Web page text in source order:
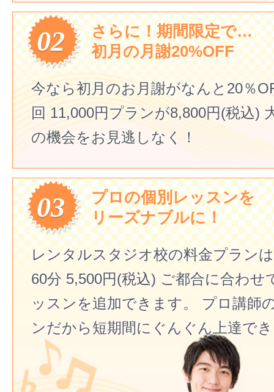
02
さらに！期間限定で…
初月の月謝20%OFF
今なら初月のお月謝がなんと20％
回 11,000円プランが8,800円(税込)
の機会をお見逃しなく！
03
プロの個別レッスンを
リーズナブルに！
レンタルスタジオ校の料金プラン
60分 5,500円(税込) ご都合に合わせ
ッスンを追加できます。
プロ講師
ンだから短期間にぐんぐん上達で